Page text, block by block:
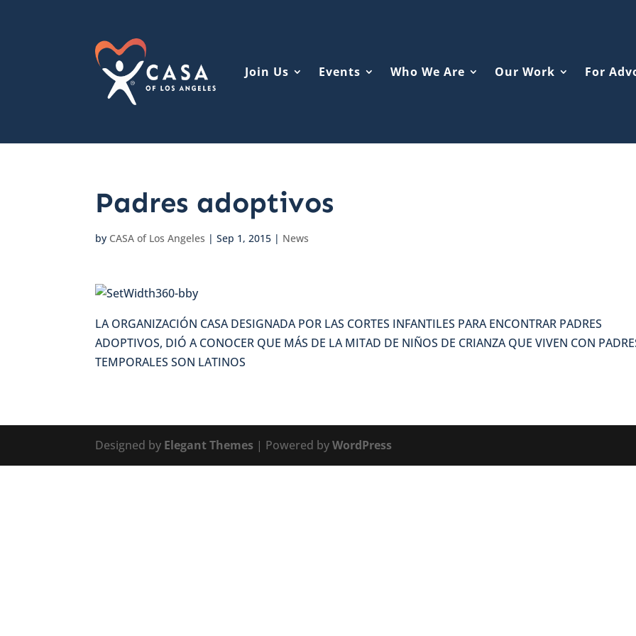
Join Us Events Who We Are Our Work For
Padres adoptivos
by CASA of Los Angeles |Sep 1, 2015 | News
LA ORGANIZACIÓN CASA DESIGNADA POR LAS CORTES INFANTILES PARA ENCONTRAR PADRES
ADOPTIVOS, DIÓ A CONOCER QUE MÁS DE LA MITAD DE NIÑOS DE CRIANZA QUE VIVEN CON
TEMPORALES SON LATINOS
Designed by Elegant Themes | Powered byWordPress